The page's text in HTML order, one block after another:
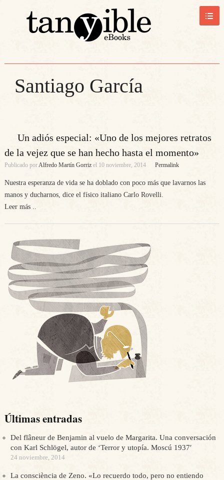
Santiago García
Un adiós especial: «Uno de los mejores retratos
de la vejez que se han hecho hasta el momento»
Publicado porAlfredo Martín Gorrizel 10 noviembre, 2014 Permalink
Nuestra esperanza de vida se ha doblado con poco más que lavarnos las
manos y ducharnos, dice el físico italiano Carlo Rovelli.
Leer más ..
Últimas entradas
Del flâneur de Benjamin al vuelo de Margarita. Una conversación
con Karl Schlögel, autor de ‘Terror y utopía. Moscú 1937′
24 noviembre, 2014
La consciència de Zeno. «Lo recuerdo todo, pero no entiendo